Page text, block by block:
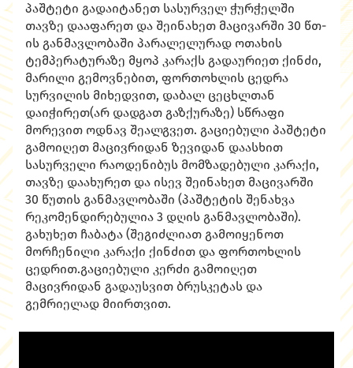
პაშტეტი გადაიტანეთ სასურველ ჭურჭელში
თავზე დააფარეთ და შეინახეთ მაცივარში 30 წთ-
ის განმავლობაში პარალელურად ოთახის
ტემპერატურაზე მყოპ კარაქს გადაურიეთ ქინძი,
მარილი გემოვნებით, ფორთოხლის ცედრა
სურვილის მიხედვით, დაბალ ცეცხლთან
დაიჭირეთ(არ დადგათ გაზქურაზე) სწრაფი
მორევით ოდნავ შეალგვეთ. გაციებული პაშტეტი
გამოიღეთ მაცივრიდან ზევიდან დაასხით
სასურველი რაოდენიბუს მომზადებული კარაქი,
თავზე დაახურეთ და ისევ შეინახეთ მაცივარში
30 წუთის განმავლობაში (პაშტეტის შენახვა
რეკომენდირებულია 3 დღის განმავლობაში).
გახუხეთ ჩაბატა (შეგიძლიათ გამოიყენოთ
მორჩენილი კარაქი ქინძით და ფორთოხლის
ცედრით.გაციებული კერძი გამოიღეთ
მაცივრიდან გადაუსვით ბრუსკეტას და
გემრიელად მიირთვით.